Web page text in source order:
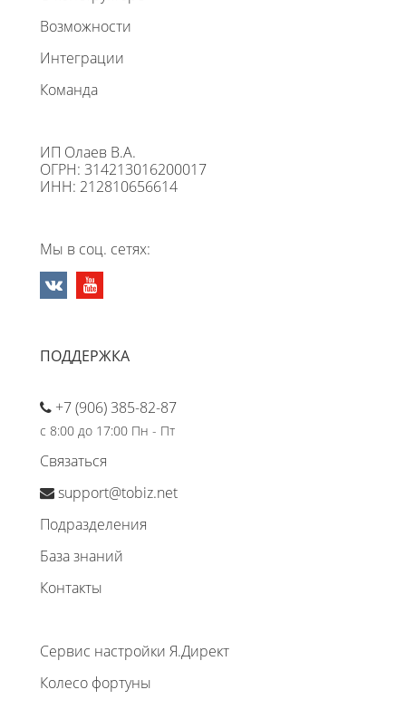
Возможности
Интеграции
Команда
ИП Олаев В.А.
ОГРН: 314213016200017
ИНН: 212810656614
Мы в соц. сетях:
ПОДДЕРЖКА
+7 (906) 385-82-87
с 8:00 до 17:00 Пн - Пт
Связаться
support@tobiz.net
Подразделения
База знаний
Контакты
Сервис настройки Я.Директ
Колесо фортуны